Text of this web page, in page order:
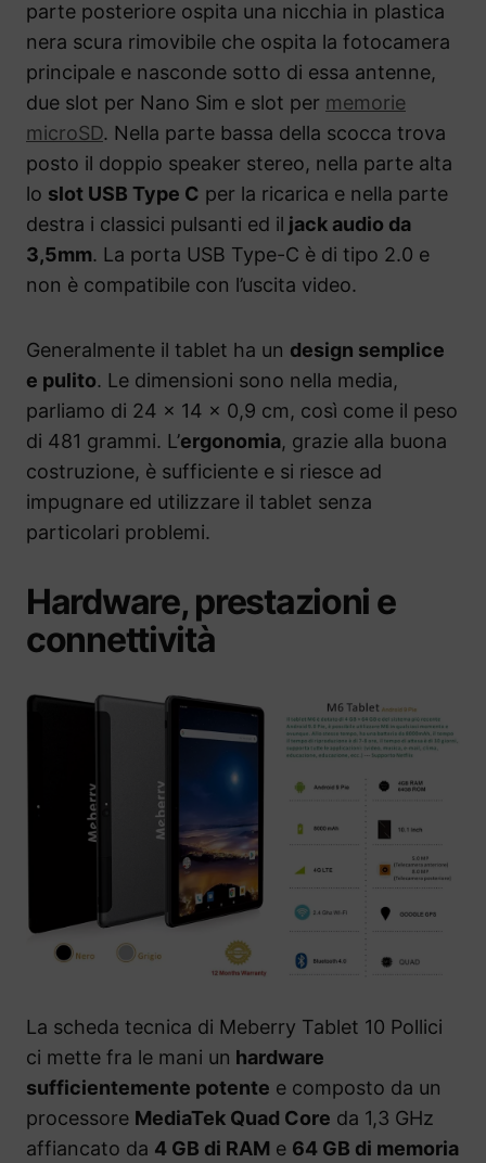
parte posteriore ospita una nicchia in plastica
nera scura rimovibile che ospita la fotocamera
principale e nasconde sotto di essa antenne,
due slot per Nano Sim e slot per memorie
microSD. Nella parte bassa della scocca trova
posto il doppio speaker stereo, nella parte alta
lo slot USB Type C per la ricarica e nella parte
destra i classici pulsanti ed il jack audio da
3,5mm. La porta USB Type-C è di tipo 2.0 e
non è compatibile con l’uscita video.
Generalmente il tablet ha un design semplice
e pulito. Le dimensioni sono nella media,
parliamo di 24 x 14 x 0,9 cm, così come il peso
di 481 grammi. L’ergonomia, grazie alla buona
costruzione, è sufficiente e si riesce ad
impugnare ed utilizzare il tablet senza
particolari problemi.
Hardware, prestazioni e
connettività
La scheda tecnica di Meberry Tablet 10 Pollici
ci mette fra le mani un hardware
sufficientemente potente e composto da un
processore MediaTek Quad Core da 1,3 GHz
affiancato da 4 GB di RAM e 64 GB di memoria